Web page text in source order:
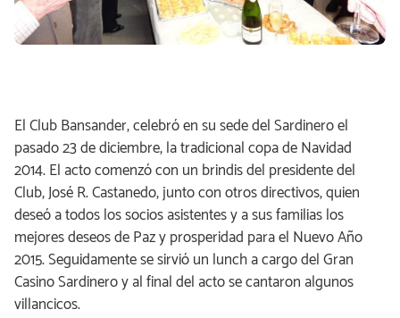
El Club Bansander, celebró en su sede del Sardinero el
pasado 23 de diciembre, la tradicional copa de Navidad
2014. El acto comenzó con un brindis del presidente del
Club, José R. Castanedo, junto con otros directivos, quien
deseó a todos los socios asistentes y a sus familias los
mejores deseos de Paz y prosperidad para el Nuevo Año
2015. Seguidamente se sirvió un lunch a cargo del Gran
Casino Sardinero y al final del acto se cantaron algunos
villancicos.